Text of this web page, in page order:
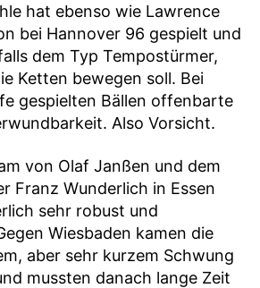
hat ebenso wie Lawrence
bei Hannover 96 gespielt und
dem Typ Tempostürmer,
Ketten bewegen soll. Bei
gespielten Bällen offenbarte
Also Vorsicht.
von Olaf Janßen und dem
Franz Wunderlich in Essen
sehr robust und
Wiesbaden kamen die
aber sehr kurzem Schwung
mussten danach lange Zeit